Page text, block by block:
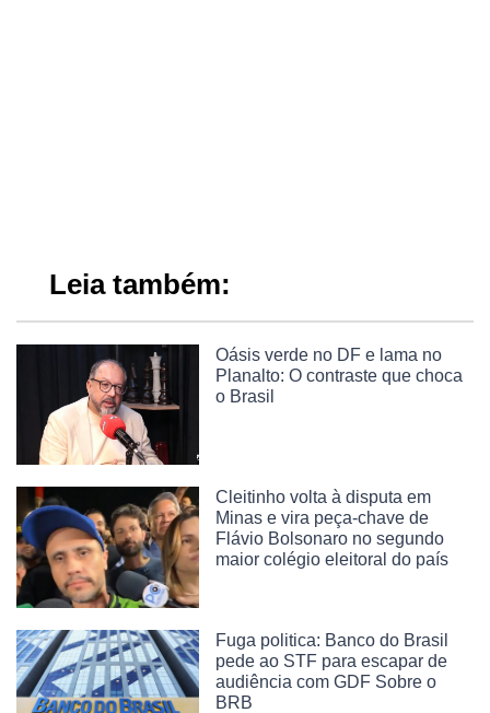
Leia também:
Oásis verde no DF e lama no
Planalto: O contraste que choca
o Brasil
Cleitinho volta à disputa em
Minas e vira peça-chave de
Flávio Bolsonaro no segundo
maior colégio eleitoral do país
Fuga politica: Banco do Brasil
pede ao STF para escapar de
audiência com GDF Sobre o
BRB